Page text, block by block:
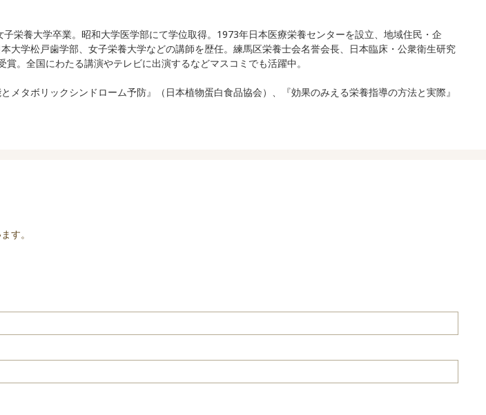
栄養大学卒業。昭和大学医学部にて学位取得。1973年日本医療栄養センターを設立、地域住民・企
学松戸歯学部、女子栄養大学などの講師を歴任。練馬区栄養士会名誉会長、日本臨床・公衆衛生研究
。全国にわたる講演やテレビに出演するなどマスコミでも活躍中。
タボリックシンドローム予防』（日本植物蛋白食品協会）、『効果のみえる栄養指導の方法と実際』
す。